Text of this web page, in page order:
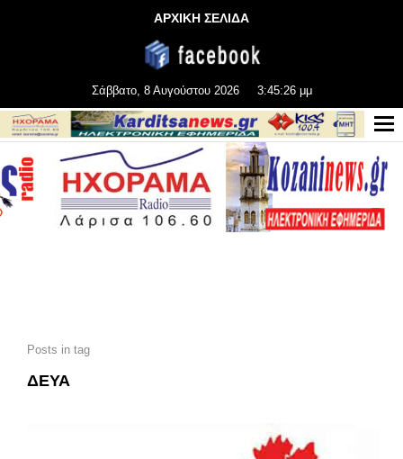
ΑΡΧΙΚΗ ΣΕΛΙΔΑ
Σάββατο, 8 Αυγούστου 2026 3:45:28 μμ
Posts in tag
ΔΕΥΑ